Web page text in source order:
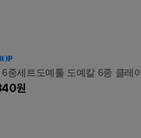
6종세트도예툴 도예칼 6종 클레
원